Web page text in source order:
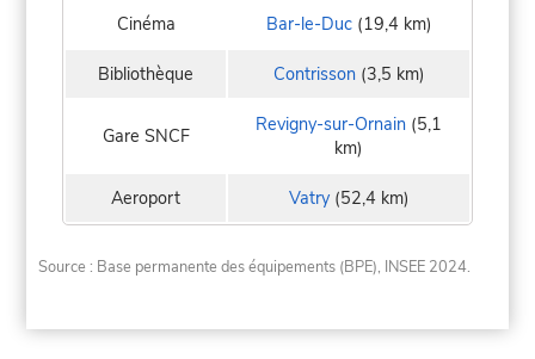
Cinéma Bar-le-Duc(19,4 km)
Bibliothèque Contrisson(3,5 km)
Gare SNCF Revigny-sur-Ornain (5,1
km)
Aeroport Vatry(52,4 km)
Source : Base permanente des équipements (BPE), INSEE 2024.